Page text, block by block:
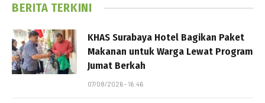
BERITA TERKINI
KHAS Surabaya Hotel Bagikan Paket
Makanan untuk Warga Lewat Program
Jumat Berkah
07/08/2026 - 16:46